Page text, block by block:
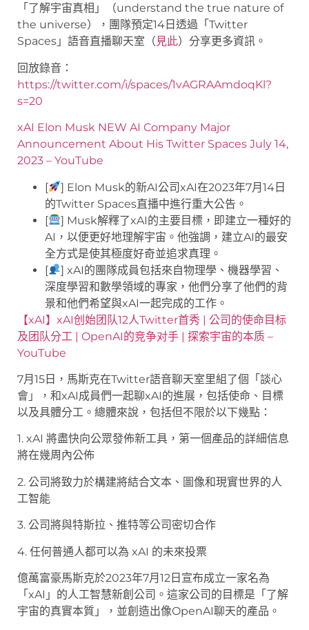
「了解宇宙真相」（understand the true nature of
the universe），團隊預定14日透過「Twitter
Spaces」語音直播聊天室（ 見此）分享更多資訊。
回放錄音：
https://twitter.com/i/spaces/1vAGRAAmdoqKl?
s=20
xAI Elon Musk NEW AI Company Major
Announcement About His Twitter Spaces July 14,
2023 – YouTube
[
] Elon Musk的新AI公司xAI在2023年7月14日
的Twitter Spaces直播中進行重大公告。
[
] Musk解釋了xAI的主要目標，即建立一種好的
AI，以便更好地理解宇宙。他強調，建立AI的最安
全方式是使其極度好奇並追求真理。
[
] xAI的團隊成員包括來自物理學、機器學習、
深度學習和數學領域的專家，他們分享了他們的背
景和他們希望與xAI一起完成的工作。
【xAI】xAI创始团队12人Twitter首秀 | 公司的使命目标
及团队分工 | OpenAI的竞争对手 | 探索宇宙的本质 –
YouTube
7月15日，馬斯克在Twitter語音聊天室里組了個「談心
會」，和xAI成員們一起聊xAI的進展，包括使命、目標
以及具體分工。總體來說，包括但不限於以下幾點：
1. xAI 將盡快向公眾發佈新工具，第一個產品的詳細信息
將在幾周內公佈
2. 公司將致力於構建將結合文本、圖像和現實世界的人
工智能
3. 公司將與特斯拉、推特等公司密切合作
4. 任何普通人都可以為 xAI 的未來投票
億萬富豪馬斯克於2023年7月12日宣布成立一家名為
「xAI」的人工智慧新創公司。這家公司的目標是「了解
宇宙的真實本質」，並創造出像OpenAI聊天的產品。